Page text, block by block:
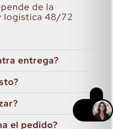
de la
logística 48/72
entrega?
el pedido?